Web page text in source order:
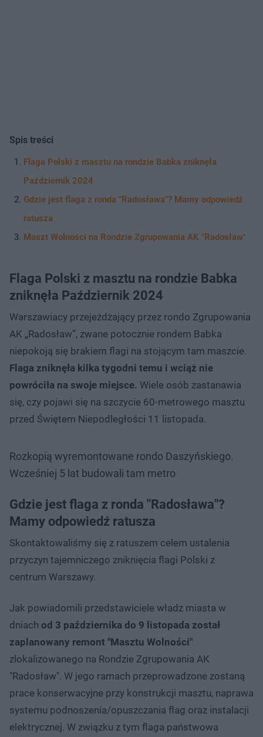
Spis treści
Flaga Polski z masztu na rondzie Babka zniknęła
Październik 2024
Gdzie jest flaga z ronda "Radosława"? Mamy odpowiedź
ratusza
Maszt Wolności na Rondzie Zgrupowania AK "Radosław"
Flaga Polski z masztu na rondzie Babka
zniknęła Październik 2024
Warszawiacy przejeżdżający przez rondo Zgrupowania
AK „Radosław”, zwane potocznie rondem Babka
niepokoją się brakiem flagi na stojącym tam maszcie.
Flaga zniknęła kilka tygodni temu i wciąż nie
powróciła na swoje miejsce. Wiele osób zastanawia
się, czy pojawi się na szczycie 60-metrowego masztu
przed Świętem Niepodległości 11 listopada.
Rozkopią wyremontowane rondo Daszyńskiego.
Wcześniej 5 lat budowali tam metro
Gdzie jest flaga z ronda "Radosława"?
Mamy odpowiedź ratusza
Skontaktowaliśmy się z ratuszem celem ustalenia
przyczyn tajemniczego zniknięcia flagi Polski z
centrum Warszawy.
Jak powiadomili przedstawiciele władz miasta w
dniach od 3 października do 9 listopada został
zaplanowany remont "Masztu Wolności"
zlokalizowanego na Rondzie Zgrupowania AK
"Radosław". W jego ramach przeprowadzone zostaną
prace konserwacyjne przy konstrukcji masztu, naprawa
systemu podnoszenia/opuszczania flag oraz instalacji
elektrycznej. W związku z tym flaga państwowa